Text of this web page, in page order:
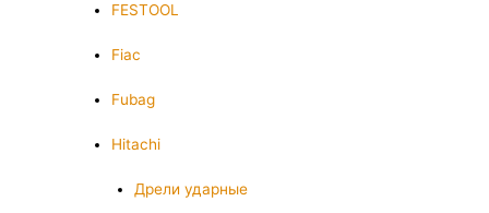
FESTOOL
Fiac
Fubag
Hitachi
Дрели ударные